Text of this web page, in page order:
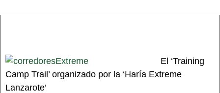
El ‘Training
Camp Trail’ organizado por la ‘Haría Extreme
Lanzarote’